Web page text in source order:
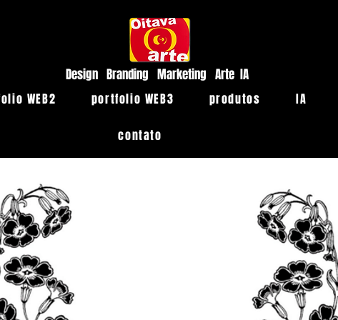
Design Branding Marketing Arte IA
WEB2 portfolio WEB3 produtos IA
contato